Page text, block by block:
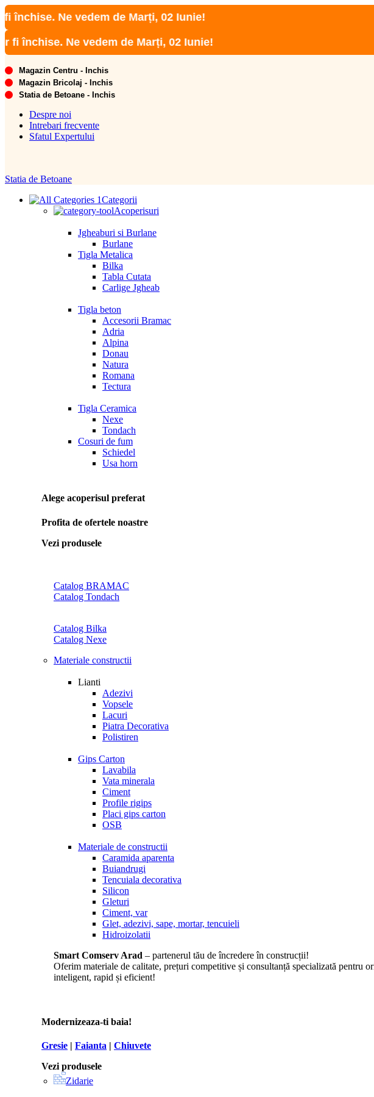
Ne vedem de Marți, 02 Iunie!
Ne vedem de Marți, 02 Iunie!
Magazin Centru - Inchis
Magazin Bricolaj - Inchis
Statia de Betoane - Inchis
Despre noi
Intrebari frecvente
Sfatul Expertului
Statia de Betoane
Categorii
Acoperisuri
Jgheaburi si Burlane
Burlane
Tigla Metalica
Bilka
Tabla Cutata
Carlige Jgheab
Tigla beton
Accesorii Bramac
Adria
Alpina
Donau
Natura
Romana
Tectura
Tigla Ceramica
Nexe
Tondach
Cosuri de fum
Schiedel
Usa horn
Alege acoperisul preferat
Profita de ofertele noastre
Vezi produsele
Catalog BRAMAC
Catalog Tondach
Catalog Bilka
Catalog Nexe
Materiale constructii
Lianti
Adezivi
Vopsele
Lacuri
Piatra Decorativa
Polistiren
Gips Carton
Lavabila
Vata minerala
Ciment
Profile rigips
Placi gips carton
OSB
Materiale de constructii
Caramida aparenta
Buiandrugi
Tencuiala decorativa
Silicon
Gleturi
Ciment, var
Glet, adezivi, sape, mortar, tencuieli
Hidroizolatii
Smart Comserv Arad – partenerul tău de încredere în construcții!
Oferim materiale de calitate, prețuri competitive și consultanță specializată pentru
inteligent, rapid și eficient!
Modernizeaza-ti baia!
Gresie | Faianta | Chiuvete
Vezi produsele
Zidarie